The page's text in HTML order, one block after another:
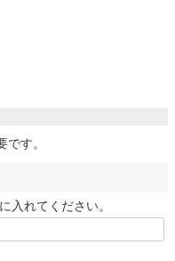
す。
入れてください。